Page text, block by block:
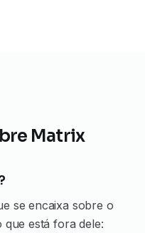
Matrix
se encaixa sobre o
está fora dele: